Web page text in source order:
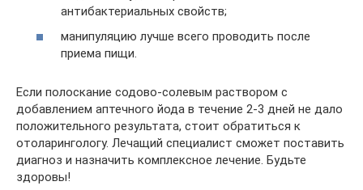
антибактериальных свойств;
манипуляцию лучше всего проводить после
приема пищи.
Если полоскание содово-солевым раствором с
добавлением аптечного йода в течение 2-3 дней не дало
положительного результата, стоит обратиться к
отоларингологу. Лечащий специалист сможет поставить
диагноз и назначить комплексное лечение. Будьте
здоровы!